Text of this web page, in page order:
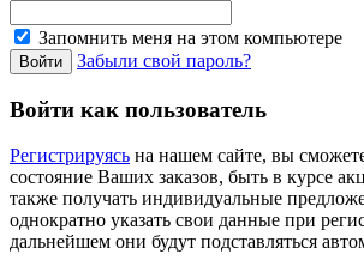
Запомнить меня на этом компьютере
Забыли свой пароль?
Войти как пользователь
Регистрируясь на нашем сайте, вы
состояние Ваших заказов, быть в курсе
также получать индивидуальные
однократно указать свои данные при
дальнейшем они будут подставляться